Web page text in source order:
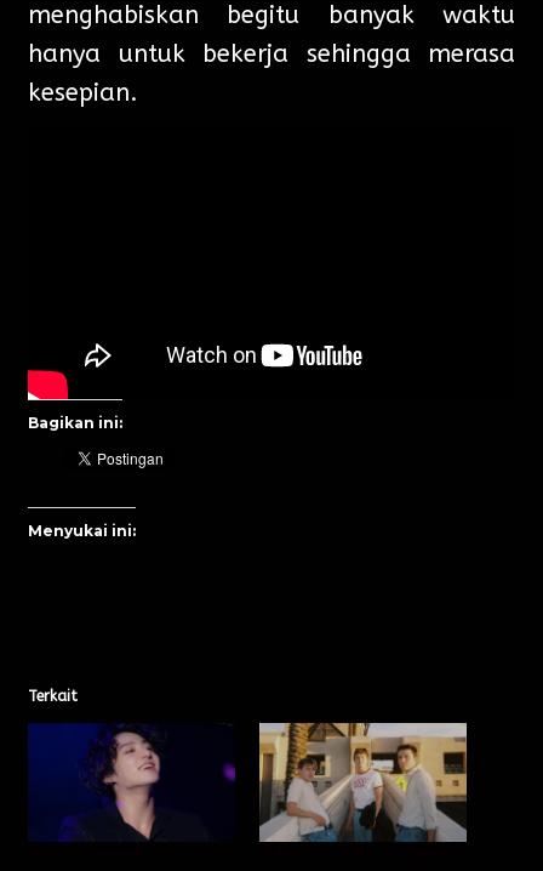
menghabiskan begitu banyak waktu
hanya untuk bekerja sehingga merasa
kesepian.
Bagikan ini:
Menyukai ini:
Terkait